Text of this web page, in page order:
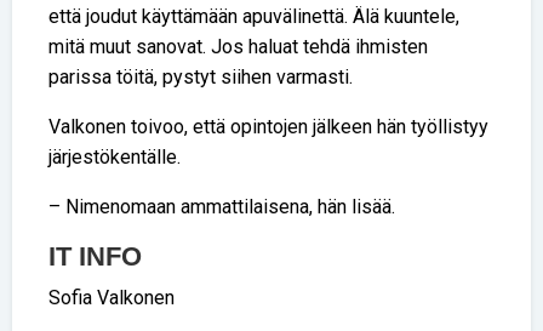
että joudut käyttämään apuvälinettä. Älä kuuntele,
mitä muut sanovat. Jos haluat tehdä ihmisten
parissa töitä, pystyt siihen varmasti.
Valkonen toivoo, että opintojen jälkeen hän työllistyy
järjestökentälle.
– Nimenomaan ammattilaisena, hän lisää.
IT INFO
Sofia Valkonen